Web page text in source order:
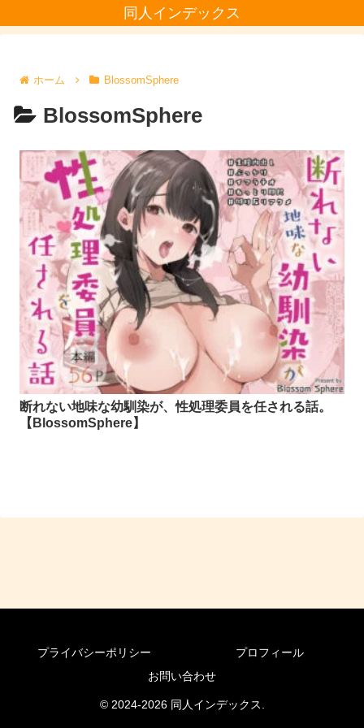
同人インデックス
ホーム BlossomSphere
BlossomSphere
断れない地味な幼馴染が、性処理委員を任される話。
【BlossomSphere】
プライバシーポリシー
プロフィール
お問い合わせ
© 2024-2026 同人インデックス.